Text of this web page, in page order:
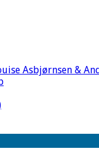
Asbjørnsen &